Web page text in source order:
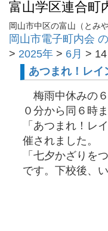
富山学区連合町
岡山市中区の富山（とみ
岡山市電子町内会
> 2025年 > 6月 > 14
あつまれ！レイ
梅雨中休みの
０分から同６時
「あつまれ！レ
催されました。
「七夕かざりを
です。下校後、